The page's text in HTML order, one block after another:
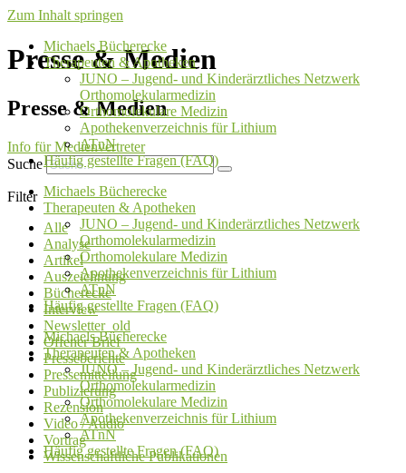
Zum Inhalt springen
Michaels Bücherecke
Therapeuten & Apotheken
JUNO – Jugend- und Kinderärztliches Netzwerk
Orthomolekularmedizin
Orthomolekulare Medizin
Apothekenverzeichnis für Lithium
ATnN
Häufig gestellte Fragen (FAQ)
Michaels Bücherecke
Therapeuten & Apotheken
JUNO – Jugend- und Kinderärztliches Netzwerk
Orthomolekularmedizin
Orthomolekulare Medizin
Apothekenverzeichnis für Lithium
ATnN
Häufig gestellte Fragen (FAQ)
Michaels Bücherecke
Therapeuten & Apotheken
JUNO – Jugend- und Kinderärztliches Netzwerk
Orthomolekularmedizin
Orthomolekulare Medizin
Apothekenverzeichnis für Lithium
ATnN
Häufig gestellte Fragen (FAQ)
Presse & Medien
Presse & Medien
Info für Medienvertreter
Suche
Filter
Alle
Analyse
Artikel
Auszeichnung
Bücherecke
Interview
Newsletter_old
Offener Brief
Presseberichte
Pressemitteilung
Publizierung
Rezension
Video / Audio
Vortrag
Wissenschaftliche Publikationen